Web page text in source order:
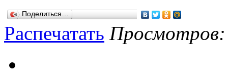
Поделиться…
Распечатать Просмотров: